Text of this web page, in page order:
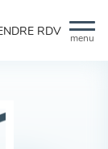
menu
RDV